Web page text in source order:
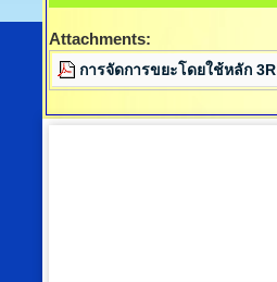
Attachments:
การจัดการขยะโดยใช้หลัก 3R